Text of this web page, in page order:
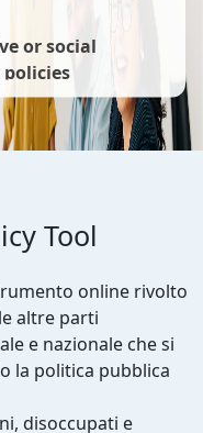
or social
Tool
online rivolto
altre parti
e nazionale che si
la politica pubblica
disoccupati e